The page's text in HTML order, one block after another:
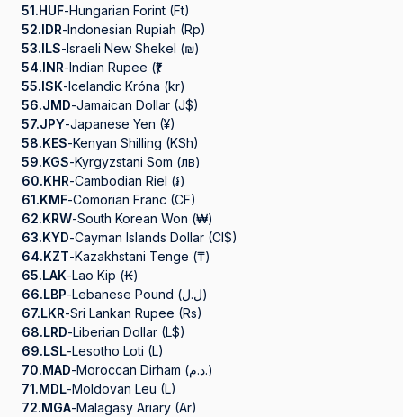
51.HUF-Hungarian Forint (Ft)
52.IDR-Indonesian Rupiah (Rp)
53.ILS-Israeli New Shekel (₪)
54.INR-Indian Rupee (₹)
55.ISK-Icelandic Króna (kr)
56.JMD-Jamaican Dollar (J$)
57.JPY-Japanese Yen (¥)
58.KES-Kenyan Shilling (KSh)
59.KGS-Kyrgyzstani Som (лв)
60.KHR-Cambodian Riel (៛)
61.KMF-Comorian Franc (CF)
62.KRW-South Korean Won (₩)
63.KYD-Cayman Islands Dollar (CI$)
64.KZT-Kazakhstani Tenge (₸)
65.LAK-Lao Kip (₭)
66.LBP-
Lebanese Pound (ل.ل)
67.LKR-Sri Lankan Rupee (Rs)
68.LRD-Liberian Dollar (L$)
69.LSL-Lesotho Loti (L)
70.MAD-
Moroccan Dirham (د.م.)
71.MDL-Moldovan Leu (L)
72.MGA-Malagasy Ariary (Ar)